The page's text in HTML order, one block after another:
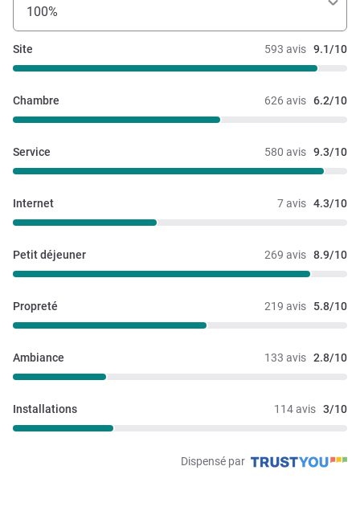
100%
593 avis 9.1/10
Site
626 avis 6.2/10
Chambre
580 avis 9.3/10
Service
7 avis 4.3/10
Internet
269 avis 8.9/10
Petit déjeuner
219 avis 5.8/10
Propreté
133 avis 2.8/10
Ambiance
114 avis 3/10
Installations
Dispensé par